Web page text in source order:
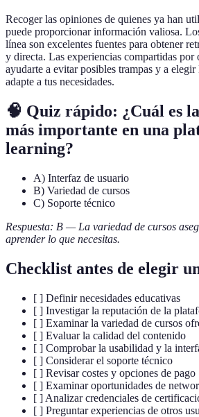
Recoger las opiniones de quienes ya han
puede proporcionar información valiosa.
línea son excelentes fuentes para obtener
y directa. Las experiencias compartidas por
ayudarte a evitar posibles trampas y a
adapte a tus necesidades.
🧠 Quiz rápido: ¿Cuál es
más importante en una
learning?
A) Interfaz de usuario
B) Variedad de cursos
C) Soporte técnico
Respuesta: B — La variedad de cursos
aprender lo que necesitas.
Checklist antes de elegir
[ ] Definir necesidades educativas
[ ] Investigar la reputación de la
[ ] Examinar la variedad de cursos
[ ] Evaluar la calidad del contenido
[ ] Comprobar la usabilidad y la
[ ] Considerar el soporte técnico
[ ] Revisar costes y opciones de pago
[ ] Examinar oportunidades de
[ ] Analizar credenciales de
[ ] Preguntar experiencias de otros